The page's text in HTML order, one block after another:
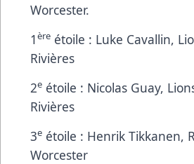
Worcester.
1ère étoile : Luke Cavallin,
Rivières
2e étoile : Nicolas Guay,
Rivières
3e étoile : Henrik Tikkanen,
Worcester